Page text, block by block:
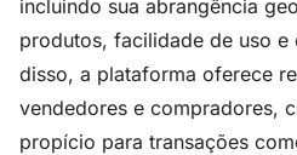
incluindo sua abrangência
produtos, facilidade de uso e
disso, a plataforma oferece
vendedores e compradores,
propício para transações